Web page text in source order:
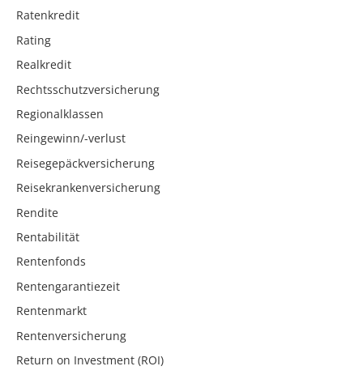
Ratenkredit
Rating
Realkredit
Rechtsschutzversicherung
Regionalklassen
Reingewinn/-verlust
Reisegepäckversicherung
Reisekrankenversicherung
Rendite
Rentabilität
Rentenfonds
Rentengarantiezeit
Rentenmarkt
Rentenversicherung
Return on Investment (ROI)